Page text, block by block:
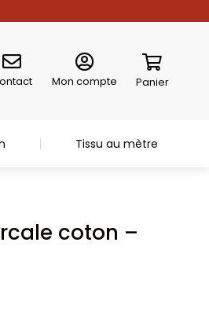
Mon compte Panier
Tissu au mètre
coton –